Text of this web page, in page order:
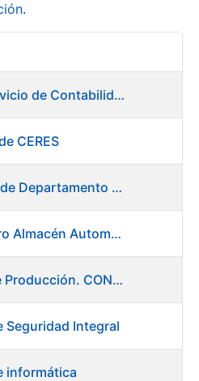
.
FC 02/23: Jefe de Servicio de Contabilidad
CERES
FC 02/22 - Director/a de Departamento de Fábrica de Papel en Burgos
OE 05/22 - Almacenero Almacén Automático
INF 01/22 - Auxiliar de Producción. CONSOLIDACIÓN EMPLEO TEMPORAL
Seguridad Integral
informática